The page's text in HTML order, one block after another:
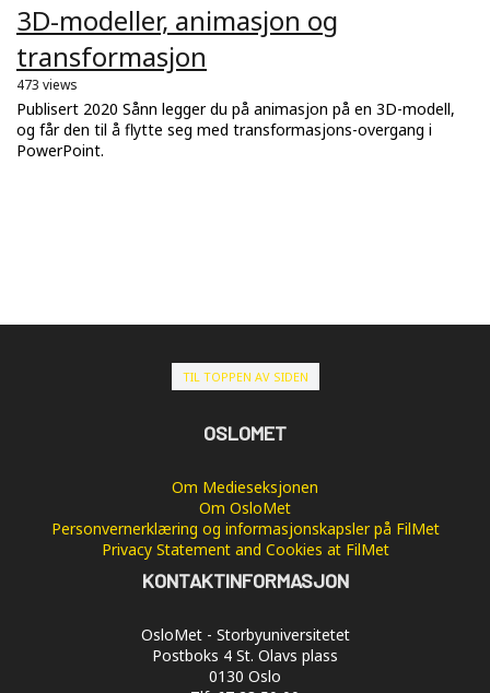
3D-modeller, animasjon og
transformasjon
473 views
Publisert 2020 Sånn legger du på animasjon på en 3D-modell,
og får den til å flytte seg med transformasjons-overgang i
PowerPoint.
TIL TOPPEN AV SIDEN
OSLOMET
Om Medieseksjonen
Om OsloMet
Personvernerklæring og informasjonskapsler på FilMet
Privacy Statement and Cookies at FilMet
KONTAKTINFORMASJON
OsloMet - Storbyuniversitetet
Postboks 4 St. Olavs plass
0130 Oslo